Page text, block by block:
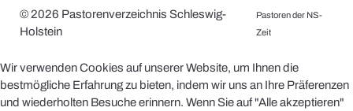
© 2026 Pastorenverzeichnis Schleswig-
Holstein
Pastoren der NS-
Zeit
Wir verwenden Cookies auf unserer Website, um Ihnen die
bestmögliche Erfahrung zu bieten, indem wir uns an Ihre Präferenzen
und wiederholten Besuche erinnern. Wenn Sie auf "Alle akzeptieren"